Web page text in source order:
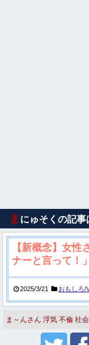
ま にゅそくの記
【新概念】女性
ナーと言って！」
2025/3/21 おもしろ/
ま～んさん 浮気 不倫 社